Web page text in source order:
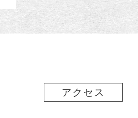
ー
ト
ポ
ー
アクセス